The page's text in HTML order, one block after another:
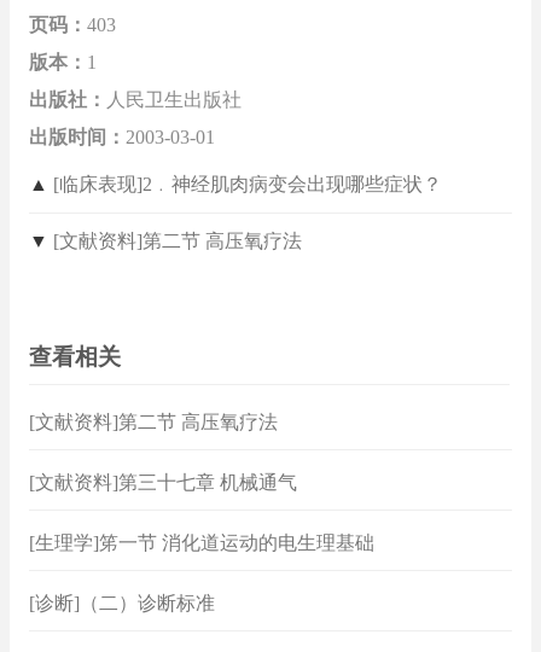
页码： 403
版本： 1
出版社： 人民卫生出版社
出版时间： 2003-03-01
▲ [临床表现]2﹒神经肌肉病变会出现哪些症状？
▼ [文献资料]第二节 高压氧疗法
查看相关
[文献资料]第二节 高压氧疗法
[文献资料]第三十七章 机械通气
[生理学]笫一节 消化道运动的电生理基础
[诊断]（二）诊断标准